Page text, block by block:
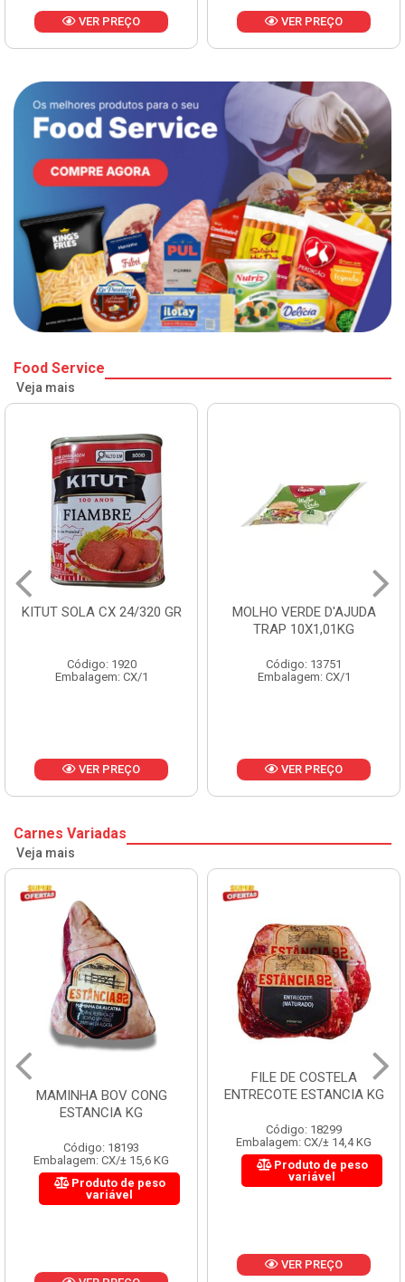
VER PREÇO VER PREÇO
Food Service
Veja mais
KITUT SOLA CX 24/320 GR
Código: 1920
Embalagem: CX/1
VER PREÇO
MOLHO VERDE D'AJUDA
TRAP 10X1,01KG
Código: 13751
Embalagem: CX/1
VER PREÇO
Carnes Variadas
Veja mais
MAMINHA BOV CONG
ESTANCIA KG
Código: 18193
Embalagem: CX/± 15,6 KG
Produto de peso
variável
FILE DE COSTELA
ENTRECOTE ESTANCIA KG
Código: 18299
Embalagem: CX/± 14,4 KG
Produto de peso
variável
VER PREÇO